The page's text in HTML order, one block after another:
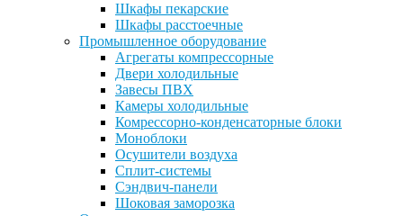
Шкафы пекарские
Шкафы расстоечные
Промышленное оборудование
Агрегаты компрессорные
Двери холодильные
Завесы ПВХ
Камеры холодильные
Комрессорно-конденсаторные блоки
Моноблоки
Осушители воздуха
Сплит-системы
Сэндвич-панели
Шоковая заморозка